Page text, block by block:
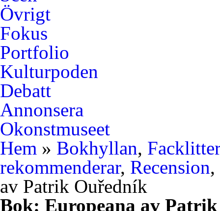
Övrigt
Fokus
Portfolio
Kulturpoden
Debatt
Annonsera
Okonstmuseet
Hem » Bokhyllan,
rekommenderar, Recension,
av Patrik Ouředník
Bok: Europeana av